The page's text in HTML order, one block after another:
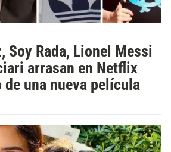
Soy Rada, Lionel Messi
arrasan en Netflix
una nueva película